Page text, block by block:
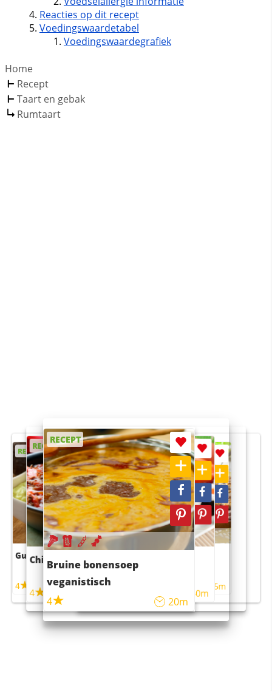
Reacties op dit recept
Voedingswaardetabel
Voedingswaardegrafiek
Home
Recept
Taart en gebak
Rumtaart
RECEPT
Guacamole
4
RECEPT
Chili con carne
4 45m
RECEPT
Bruine bonensoep
veganistisch
4
20m
RECEPT
Sushi rijstsalade
maaltijdsalade
40m
RECEPT
4 55m